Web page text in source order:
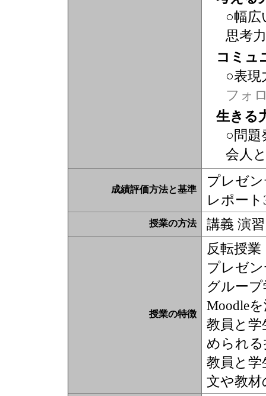
○幅広
思考力
コミュ
○表現
フォ
生きる
○問題
会人
成績評価方法と基準
プレゼ
レポー
授業の方法 講義 演習
授業の特徴
反転授業
プレゼ
グルー
Moodle
教員と学
められ
教員と
文や教